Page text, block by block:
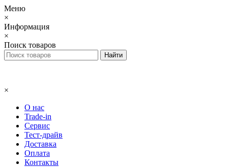
Меню
×
Информация
×
Поиск товаров
×
О нас
Trade-in
Сервис
Тест-драйв
Доставка
Оплата
Контакты